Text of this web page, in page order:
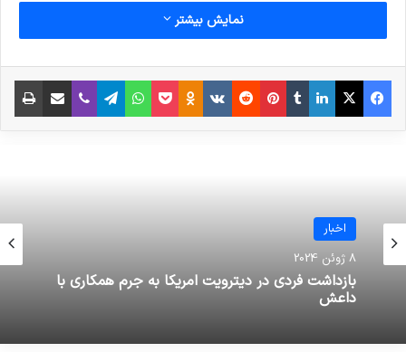
نوشته های مشابه
بررسی فیلم‌ها و سریال‌های ایرانی با
نمایش بیشتر
فیس بوک X لینکدین
‫تامبلر‫پین‌ترست
‫رددیت‫VKontakte
‫Odnoklassniki
پاکتواتس آپ تلگراموایبر اشتراک گذاری از طریق ایمیل
اخبار
8 ژوئن 2024
بازداشت فردی در دیترویت امریکا به جرم همکاری با
داعش